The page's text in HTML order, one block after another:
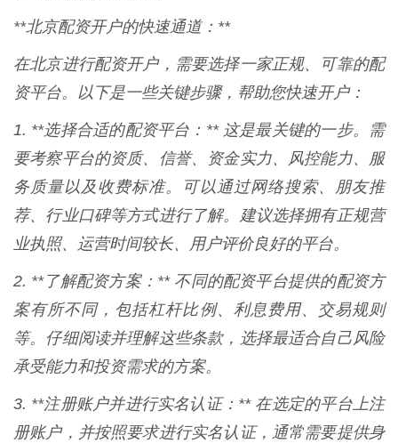
**北京配资开户的快速通道：**
在北京进行配资开户，需要选择一家正规、可靠的配
资平台。以下是一些关键步骤，帮助您快速开户：
1. **选择合适的配资平台：** 这是最关键的一步。需
要考察平台的资质、信誉、资金实力、风控能力、服
务质量以及收费标准。可以通过网络搜索、朋友推
荐、行业口碑等方式进行了解。建议选择拥有正规营
业执照、运营时间较长、用户评价良好的平台。
2. **了解配资方案：** 不同的配资平台提供的配资方
案有所不同，包括杠杆比例、利息费用、交易规则
等。仔细阅读并理解这些条款，选择最适合自己风险
承受能力和投资需求的方案。
3. **注册账户并进行实名认证：** 在选定的平台上注
册账户，并按照要求进行实名认证，通常需要提供身